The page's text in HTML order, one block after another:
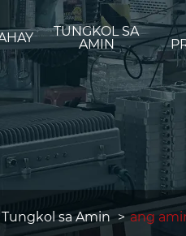
TUNGKOL SA
AMIN
Tungkol sa Amin ang